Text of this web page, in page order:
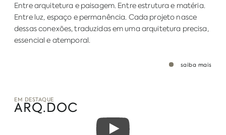
Entre arquitetura e paisagem. Entre estrutura e matéria.
Entre luz, espaço e permanência. Cada projeto nasce
dessas conexões, traduzidas em uma arquitetura precisa,
essencial e atemporal.
saiba mais
EM DESTAQUE
ARQ.DOC